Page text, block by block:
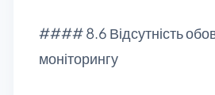
#### 8.6 Відсутність
моніторингу